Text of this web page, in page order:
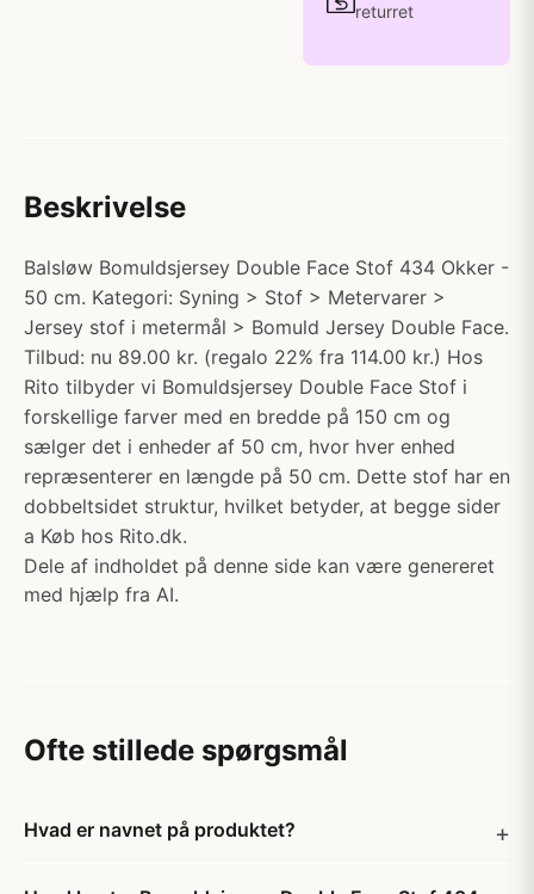
returret
Beskrivelse
Balsløw Bomuldsjersey Double Face Stof 434 Okker -
50 cm. Kategori: Syning > Stof > Metervarer >
Jersey stof i metermål > Bomuld Jersey Double Face.
Tilbud: nu 89.00 kr. (regalo 22% fra 114.00 kr.) Hos
Rito tilbyder vi Bomuldsjersey Double Face Stof i
forskellige farver med en bredde på 150 cm og
sælger det i enheder af 50 cm, hvor hver enhed
repræsenterer en længde på 50 cm. Dette stof har en
dobbeltsidet struktur, hvilket betyder, at begge sider
a Køb hos Rito.dk.
Dele af indholdet på denne side kan være genereret
med hjælp fra AI.
Ofte stillede spørgsmål
Hvad er navnet på produktet?